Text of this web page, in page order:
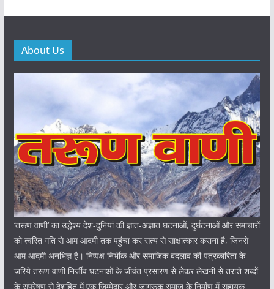
About Us
‘तरूण वाणी‘ का उद्धेश्य देश-दुनियां की ज्ञात-अज्ञात घटनाओं, दुर्घटनाओं और समाचारों
को त्वरित गति से आम आदमी तक पहुंचा कर सत्य से साक्षात्कार कराना है, जिनसे
आम आदमी अनभिज्ञ है। निष्पक्ष निर्भीक और समाजिक बदलाव की पत्रकारिता के
जरिये तरूण वाणी निर्जीव घटनाओं के जीवंत प्रसारण से लेकर लेखनी से तराशे शब्दों
के संप्रेषण से देशहित में एक जिम्मेदार और जागरूक समाज के निर्माण में सहायक